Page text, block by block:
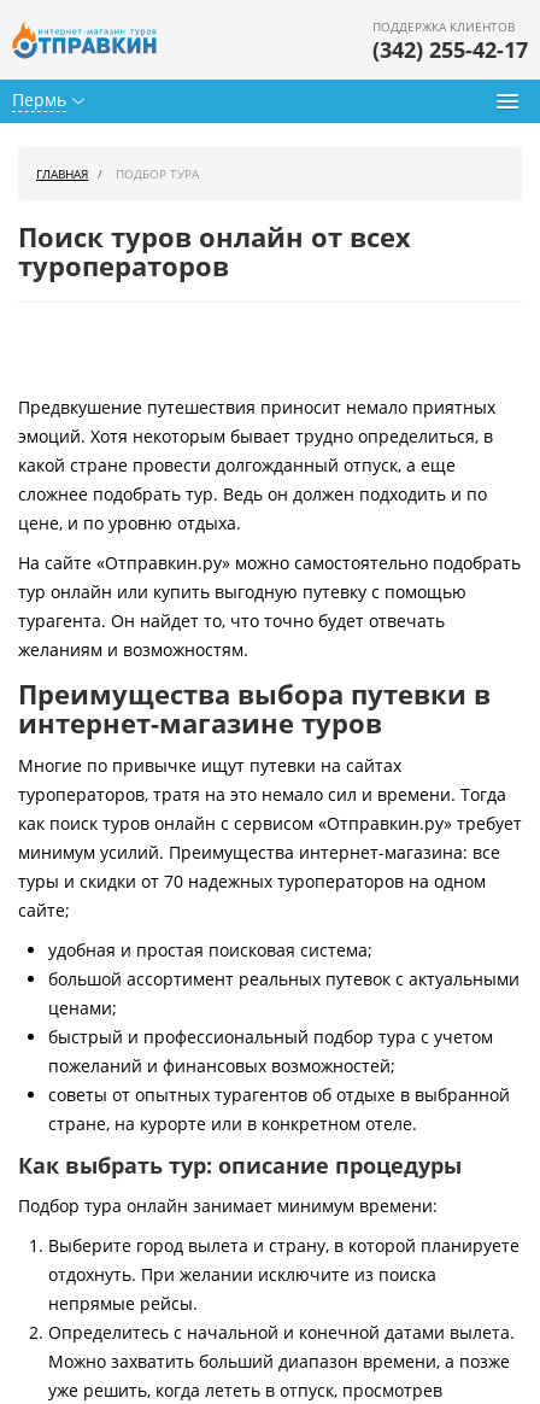
Пермь
ПОДДЕРЖКА КЛИЕНТОВ
(342) 255-42-17
Горящие туры
Страны
Как купить
Контакты
ГЛАВНАЯ ПОДБОР ТУРА
Поиск туров онлайн от всех
туроператоров
Предвкушение путешествия приносит немало приятных
эмоций. Хотя некоторым бывает трудно определиться, в
какой стране провести долгожданный отпуск, а еще
сложнее подобрать тур. Ведь он должен подходить и по
цене, и по уровню отдыха.
На сайте «Отправкин.ру» можно самостоятельно подобрать
тур онлайн или купить выгодную путевку с помощью
турагента. Он найдет то, что точно будет отвечать
желаниям и возможностям.
Преимущества выбора путевки в
интернет-магазине туров
Многие по привычке ищут путевки на сайтах
туроператоров, тратя на это немало сил и времени. Тогда
как поиск туров онлайн с сервисом «Отправкин.ру» требует
минимум усилий. Преимущества интернет-магазина: все
туры и скидки от 70 надежных туроператоров на одном
сайте;
удобная и простая поисковая система;
большой ассортимент реальных путевок с актуальными
ценами;
быстрый и профессиональный подбор тура с учетом
пожеланий и финансовых возможностей;
советы от опытных турагентов об отдыхе в выбранной
стране, на курорте или в конкретном отеле.
Как выбрать тур: описание процедуры
Подбор тура онлайн занимает минимум времени:
Выберите город вылета и страну, в которой планируете
отдохнуть. При желании исключите из поиска
непрямые рейсы.
Определитесь с начальной и конечной датами вылета.
Можно захватить больший диапазон времени, а позже
уже решить, когда лететь в отпуск, просмотрев